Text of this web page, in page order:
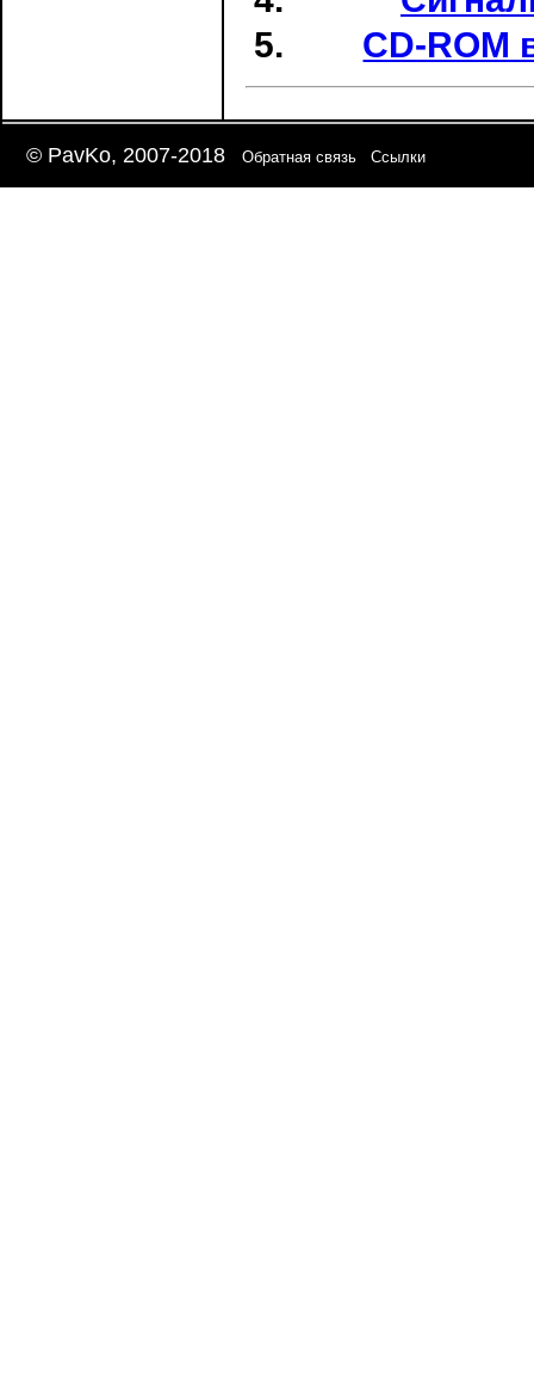
CD-ROM
© PavKo, 2007-2018 Обратная связь Ссылки